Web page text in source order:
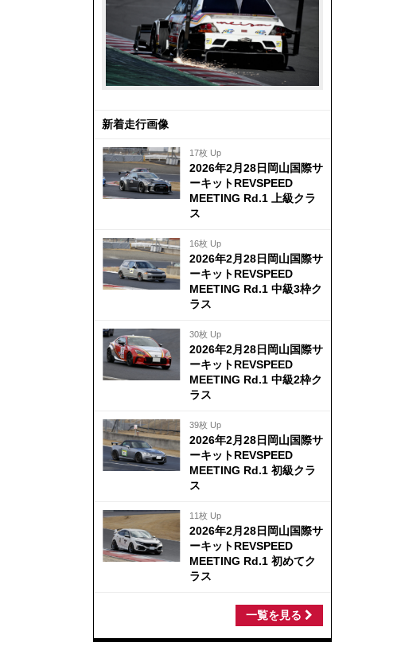
新着走行画像
17枚 Up
2026年2月28日岡山国際サ
ーキットREVSPEED
MEETING Rd.1 上級クラ
ス
16枚 Up
2026年2月28日岡山国際サ
ーキットREVSPEED
MEETING Rd.1 中級3枠ク
ラス
30枚 Up
2026年2月28日岡山国際サ
ーキットREVSPEED
MEETING Rd.1 中級2枠ク
ラス
39枚 Up
2026年2月28日岡山国際サ
ーキットREVSPEED
MEETING Rd.1 初級クラ
ス
11枚 Up
2026年2月28日岡山国際サ
ーキットREVSPEED
MEETING Rd.1 初めてク
ラス
一覧を見る